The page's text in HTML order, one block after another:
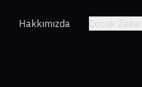
Hakkımızda Çocuk Zeka